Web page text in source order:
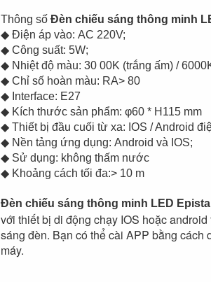
Thông số Đèn chiếu sáng thông minh
◆ Điện áp vào: AC 220V;
◆ Công suất: 5W;
◆ Nhiệt độ màu: 30 00K
◆ Chỉ số hoàn màu: RA> 80
◆ Interface: E27
◆ Kích thước sản phẩm:
◆ Thiết bị đầu cuối từ xa: IOS
◆ Nền tảng ứng dụng: Android và
◆ Sử dụng: không
◆ Khoảng cách tối đa:> 10 m
Đèn chiếu sáng thông minh LED Epista
với thiết bị di động chạy IOS hoặc
sáng đèn. Bạn có thể cài APP bằng cách
máy.